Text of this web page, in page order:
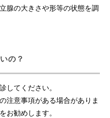
腺の大きさや形等の状態を調
の？
してください。
注意事項がある場合がありま
お勧めします。